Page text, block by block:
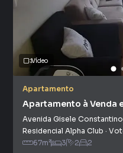
Vídeo
Apartamento
Apartamento à Venda
Avenida Gisele Constantino
Residencial Alpha Club ·
67m² 3 2 2